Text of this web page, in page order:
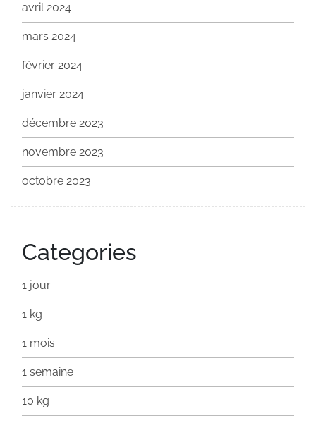
avril 2024
mars 2024
février 2024
janvier 2024
décembre 2023
novembre 2023
octobre 2023
Categories
1 jour
1 kg
1 mois
1 semaine
10 kg